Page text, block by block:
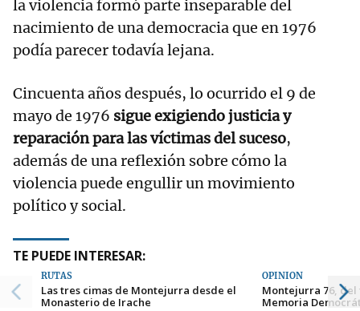
la violencia formó parte inseparable del
nacimiento de una democracia que en 1976
podía parecer todavía lejana.
Cincuenta años después, lo ocurrido el 9 de
mayo de 1976 sigue exigiendo justicia y
reparación para las víctimas del suceso,
además de una reflexión sobre cómo la
violencia puede engullir un movimiento
político y social.
TE PUEDE INTERESAR:
RUTAS
Las tres cimas de Montejurra desde el
Monasterio de Irache
OPINIÓN
Montejurra 76,
Memoria